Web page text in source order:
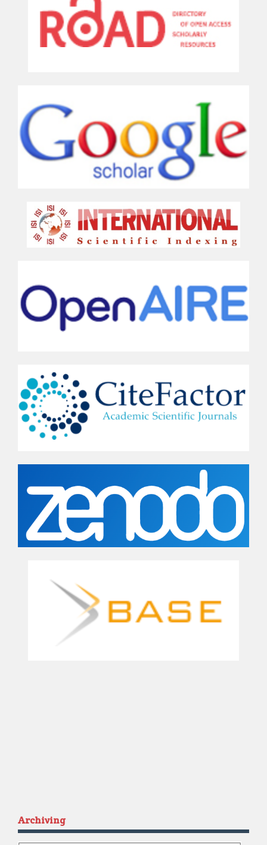
Archiving